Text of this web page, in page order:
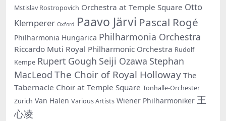
Mstislav Rostropovich Orchestra at Temple Square Otto
Klemperer Oxford Paavo Järvi Pascal Rogé
Philharmonia Hungarica Philharmonia Orchestra
Riccardo Muti Royal Philharmonic Orchestra Rudolf
Kempe Rupert Gough Seiji Ozawa Stephan
MacLeod The Choir of Royal Holloway The
Tabernacle Choir at Temple Square Tonhalle-Orchester
Zürich Van Halen Various Artists Wiener Philharmoniker 王
心凌